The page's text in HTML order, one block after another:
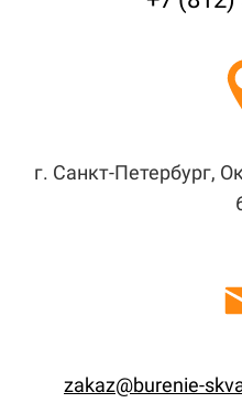
г. Санкт-Петербург,
zakaz@burenie-